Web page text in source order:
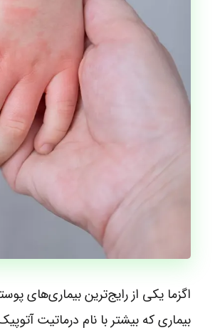
اگزما یکی از رایج‌ترین
بیماری که بیشتر با نام درماتیت